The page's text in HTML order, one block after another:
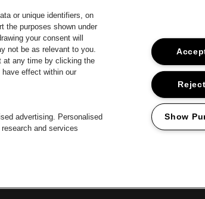
Visitez le site de Coca-Cola
Visitez le
en blanc cassé
le site de Le logo Lillet en blanc cassé
Visitez le site de Croky
Visitez le site
or unique identifiers, on
the purposes shown under
your consent will
not be as relevant to you.
at any time by clicking the
effect within our
advertising. Personalised
and services
Show